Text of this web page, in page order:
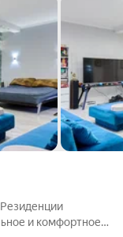
и комфортное